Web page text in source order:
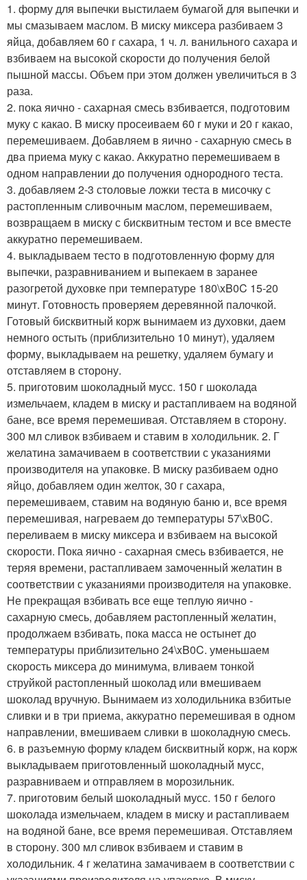
1. форму для выпечки выстилаем бумагой для выпечки и
мы смазываем маслом. В миску миксера разбиваем 3
яйца, добавляем 60 г сахара, 1 ч. л. ванильного сахара и
взбиваем на высокой скорости до получения белой
пышной массы. Объем при этом должен увеличиться в 3
раза.
2. пока яично - сахарная смесь взбивается, подготовим
муку с какао. В миску просеиваем 60 г муки и 20 г какао,
перемешиваем. Добавляем в яично - сахарную смесь в
два приема муку с какао. Аккуратно перемешиваем в
одном направлении до получения однородного теста.
3. добавляем 2-3 столовые ложки теста в мисочку с
растопленным сливочным маслом, перемешиваем,
возвращаем в миску с бисквитным тестом и все вместе
аккуратно перемешиваем.
4. выкладываем тесто в подготовленную форму для
выпечки, разравниванием и выпекаем в заранее
разогретой духовке при температуре 180\xB0C 15-20
минут. Готовность проверяем деревянной палочкой.
Готовый бисквитный корж вынимаем из духовки, даем
немного остыть (приблизительно 10 минут), удаляем
форму, выкладываем на решетку, удаляем бумагу и
отставляем в сторону.
5. приготовим шоколадный мусс. 150 г шоколада
измельчаем, кладем в миску и растапливаем на водяной
бане, все время перемешивая. Отставляем в сторону.
300 мл сливок взбиваем и ставим в холодильник. 2. Г
желатина замачиваем в соответствии с указаниями
производителя на упаковке. В миску разбиваем одно
яйцо, добавляем один желток, 30 г сахара,
перемешиваем, ставим на водяную баню и, все время
перемешивая, нагреваем до температуры 57\xB0C.
переливаем в миску миксера и взбиваем на высокой
скорости. Пока яично - сахарная смесь взбивается, не
теряя времени, растапливаем замоченный желатин в
соответствии с указаниями производителя на упаковке.
Не прекращая взбивать все еще теплую яично -
сахарную смесь, добавляем растопленный желатин,
продолжаем взбивать, пока масса не остынет до
температуры приблизительно 24\xB0C. уменьшаем
скорость миксера до минимума, вливаем тонкой
струйкой растопленный шоколад или вмешиваем
шоколад вручную. Вынимаем из холодильника взбитые
сливки и в три приема, аккуратно перемешивая в одном
направлении, вмешиваем сливки в шоколадную смесь.
6. в разъемную форму кладем бисквитный корж, на корж
выкладываем приготовленный шоколадный мусс,
разравниваем и отправляем в морозильник.
7. приготовим белый шоколадный мусс. 150 г белого
шоколада измельчаем, кладем в миску и растапливаем
на водяной бане, все время перемешивая. Отставляем
в сторону. 300 мл сливок взбиваем и ставим в
холодильник. 4 г желатина замачиваем в соответствии с